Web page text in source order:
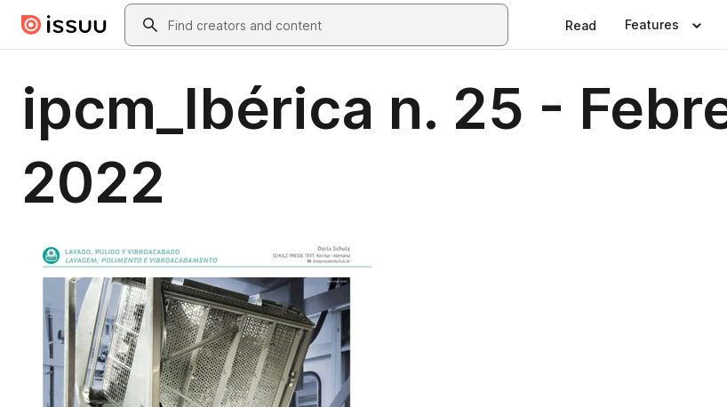
Skip to main contentSearch
Read Features
ipcm_Ibérica n. 25 -
2022